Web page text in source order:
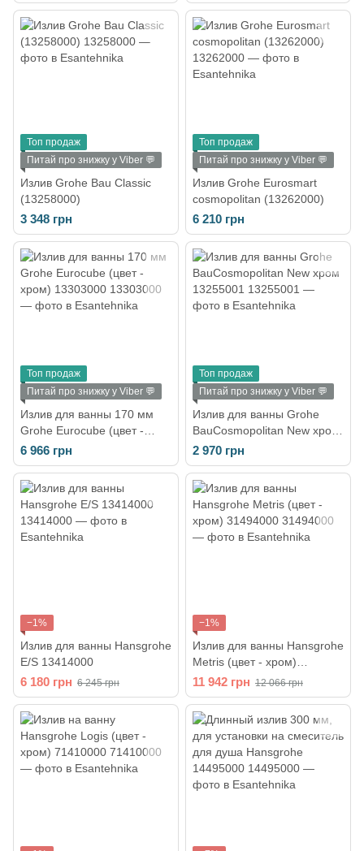
Топ продаж
Питай про знижку у Viber 💬
Излив Grohe Bau Classic
(13258000)
3 348 грн
Топ продаж
Питай про знижку у Viber 💬
Излив Grohe Eurosmart
cosmopolitan (13262000)
6 210 грн
Топ продаж
Питай про знижку у Viber 💬
Излив для ванны 170 мм
Grohe Eurocube (цвет -
хром) 13303000
6 966 грн
Топ продаж
Питай про знижку у Viber 💬
Излив для ванны Grohe
BauCosmopolitan New хром
13255001
2 970 грн
−1%
Излив для ванны Hansgrohe
E/S 13414000
6 180 грн 6 245 грн
−1%
Излив для ванны Hansgrohe
Metris (цвет - хром)
31494000
11 942 грн 12 066 грн